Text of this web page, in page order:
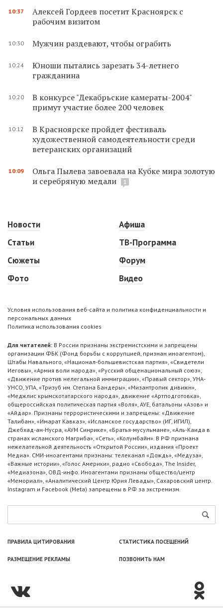
10:37
Алексей Гордеев посетит Красноярск с
рабочим визитом
10:30 Мужчин раздевают, чтобы ограбить
10:24
Юноши пытались зарезать 34-летнего
гражданина
10:20
В конкурсе "Декабрьские камераты-2004"
примут участие более 200 человек
10:12
В Красноярске пройдет фестиваль
художественной самодеятельности среди
ветеранских организаций
10:09
Ольга Пылева завоевала на Кубке мира золотую
и серебряную медали
1
Новости
Статьи
Сюжеты
Фото
Афиша
ТВ-Программа
Форум
Видео
Условия использования веб-сайта и политика конфиденциальности и
персональных данных
Политика использования cookies
Для читателей: В России признаны экстремистскими и запрещены
организации ФБК (Фонд борьбы с коррупцией, признан иноагентом),
Штабы Навального, «Национал-большевистская партия», «Свидетели
Иеговы», «Армия воли народа», «Русский общенациональный союз»,
«Движение против нелегальной иммиграции», «Правый сектор», УНА-
УНСО, УПА, «Тризуб им. Степана Бандеры», «Мизантропик дивижн»,
«Меджлис крымскотатарского народа», движение «Артподготовка»,
общероссийская политическая партия «Воля», АУЕ, батальоны «Азов» и
«Айдар». Признаны террористическими и запрещены: «Движение
Талибан», «Имарат Кавказ», «Исламское государство» (ИГ, ИГИЛ),
Джебхад-ан-Нусра, «АУМ Синрике», «Братья-мусульмане», «Аль-Каида в
странах исламского Магриба», «Сеть», «Колумбайн». В РФ признана
нежелательной деятельность «Открытой России», издания «Проект
Медиа». СМИ-иноагентами признаны: телеканал «Дождь», «Медуза»,
«Важные истории», «Голос Америки», радио «Свобода», The Insider,
«Медиазона», ОВД-инфо. Иноагентами признаны общество/центр
«Мемориал», «Аналитический Центр Юрия Левады», Сахаровский центр.
Instagram и Facebook (Metа) запрещены в РФ за экстремизм.
ПРАВИЛА ЦИТИРОВАНИЯ СТАТИСТИКА ПОСЕЩЕНИЙ
РАЗМЕЩЕНИЕ РЕКЛАМЫ ПОЗВОНИТЬ НАМ